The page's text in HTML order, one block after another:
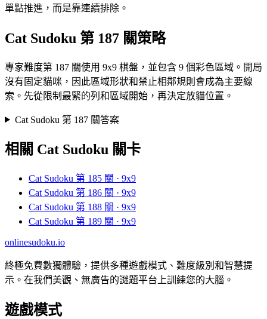
單點推進，而是靠連續排除。
Cat Sudoku 第 187 關策略
專家難度第 187 關使用 9x9 棋盤，並包含 9 個彩色區域。開局
沒有固定貓咪，因此區域形狀和禁止相鄰規則會成為主要線
索。先從限制最緊的列和區域開始，再決定放貓位置。
Cat Sudoku 第 187 關答案
相關 Cat Sudoku 關卡
Cat Sudoku 第 185 關 · 9x9
Cat Sudoku 第 186 關 · 9x9
Cat Sudoku 第 188 關 · 9x9
Cat Sudoku 第 189 關 · 9x9
onlinesudoku.io
終極免費數獨體驗，提供多種遊戲模式、難度級別和智慧提
示。在我們美觀、無廣告的謎題平台上訓練您的大腦。
遊戲模式